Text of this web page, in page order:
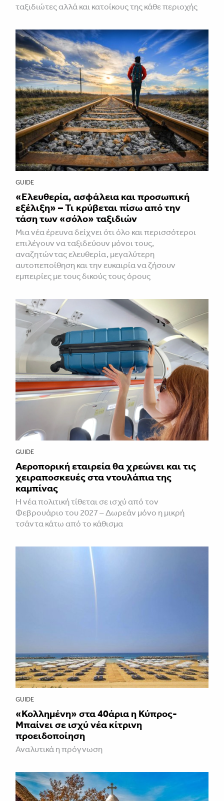
ταξιδιώτες αλλά και κατοίκους της κάθε περιοχής
GUIDE
«Ελευθερία, ασφάλεια και προσωπική
εξέλιξη» – Τι κρύβεται πίσω από την
τάση των «σόλο» ταξιδιών
Μια νέα έρευνα δείχνει ότι όλο και περισσότεροι
επιλέγουν να ταξιδεύουν μόνοι τους,
αναζητώντας ελευθερία, μεγαλύτερη
αυτοπεποίθηση και την ευκαιρία να ζήσουν
εμπειρίες με τους δικούς τους όρους
GUIDE
Αεροπορική εταιρεία θα χρεώνει και τις
χειραποσκευές στα ντουλάπια της
καμπίνας
Η νέα πολιτική τίθεται σε ισχύ από τον
Φεβρουάριο του 2027 – Δωρεάν μόνο η μικρή
τσάντα κάτω από το κάθισμα
GUIDE
«Κολλημένη» στα 40άρια η Κύπρος-
Μπαίνει σε ισχύ νέα κίτρινη
προειδοποίηση
Αναλυτικά η πρόγνωση